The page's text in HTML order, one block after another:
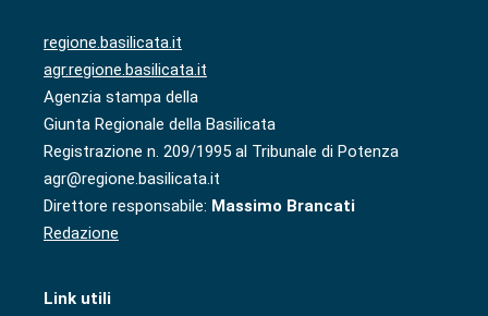
regione.basilicata.it
agr.regione.basilicata.it
Agenzia stampa della
Giunta Regionale della Basilicata
Registrazione n. 209/1995 al Tribunale di Potenza
agr@regione.basilicata.it
Direttore responsabile: Massimo Brancati
Redazione
Link utili